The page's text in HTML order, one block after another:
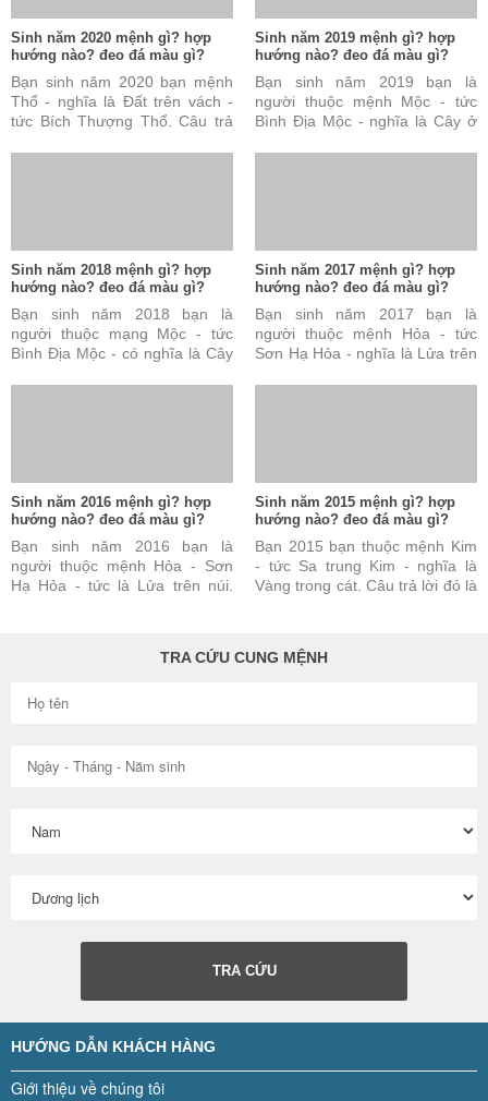
Sinh năm 2020 mệnh gì? hợp
hướng nào? đeo đá màu gì?
Bạn sinh năm 2020 bạn mệnh
Thổ - nghĩa là Đất trên vách -
tức Bích Thượng Thổ. Câu trả
Sinh năm 2019 mệnh gì? hợp
hướng nào? đeo đá màu gì?
Bạn sinh năm 2019 bạn là
người thuộc mệnh Mộc - tức
Bình Địa Mộc - nghĩa là Cây ở
Sinh năm 2018 mệnh gì? hợp
hướng nào? đeo đá màu gì?
Bạn sinh năm 2018 bạn là
người thuộc mạng Mộc - tức
Bình Địa Mộc - có nghĩa là Cây
Sinh năm 2017 mệnh gì? hợp
hướng nào? đeo đá màu gì?
Bạn sinh năm 2017 bạn là
người thuộc mệnh Hỏa - tức
Sơn Hạ Hỏa - nghĩa là Lửa trên
Sinh năm 2016 mệnh gì? hợp
hướng nào? đeo đá màu gì?
Bạn sinh năm 2016 bạn là
người thuộc mệnh Hỏa - Sơn
Hạ Hỏa - tức là Lửa trên núi.
Sinh năm 2015 mệnh gì? hợp
hướng nào? đeo đá màu gì?
Bạn 2015 bạn thuộc mệnh Kim
- tức Sa trung Kim - nghĩa là
Vàng trong cát. Câu trả lời đó là
TRA CỨU CUNG MỆNH
TRA CỨU
HƯỚNG DẪN KHÁCH HÀNG
Giới thiệu về chúng tôi